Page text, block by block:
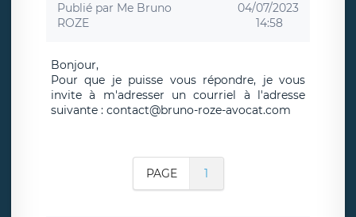
Publié par Me Bruno
ROZE
04/07/2023
14:58
Bonjour,
Pour que je puisse vous répondre, je vous
invite à m'adresser un courriel à l'adresse
suivante : contact@bruno-roze-avocat.com
PAGE 1